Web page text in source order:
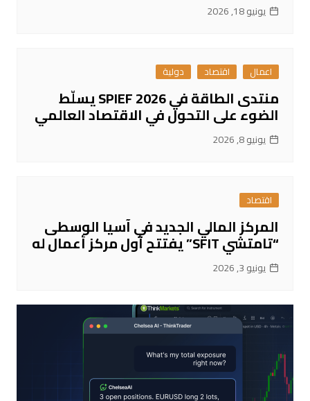
يونيو 18, 2026
اعمال اقتصاد دولية
منتدى الطاقة في SPIEF 2026 يسلّط
الضوء على التحول في الاقتصاد العالمي
يونيو 8, 2026
اقتصاد
المركز المالي الجديد في آسيا الوسطى
“تامتشي SFIT” يفتتح أول مركز أعمال له
يونيو 3, 2026